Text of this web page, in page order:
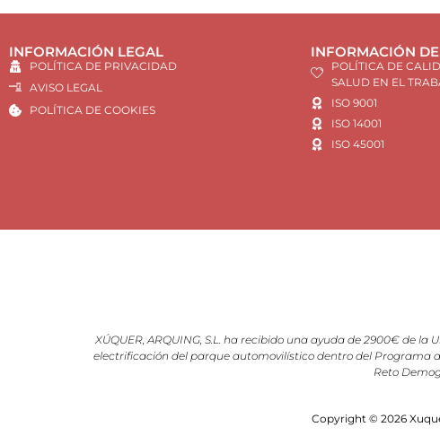
INFORMACIÓN LEGAL
POLÍTICA DE PRIVACIDAD
AVISO LEGAL
POLÍTICA DE COOKIES
INFORMACIÓN
POLÍTICA DE
SALUD EN EL
ISO 9001
ISO 14001
ISO 45001
XÚQUER, ARQUING, S.L. ha recibido una ayuda de 2900€ de
electrificación del parque automovilístico dentro del Programa
Reto
Copyright © 2026